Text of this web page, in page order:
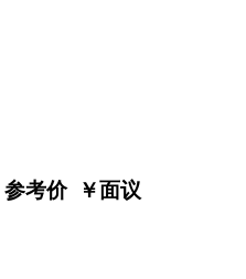
参考价 ￥面议